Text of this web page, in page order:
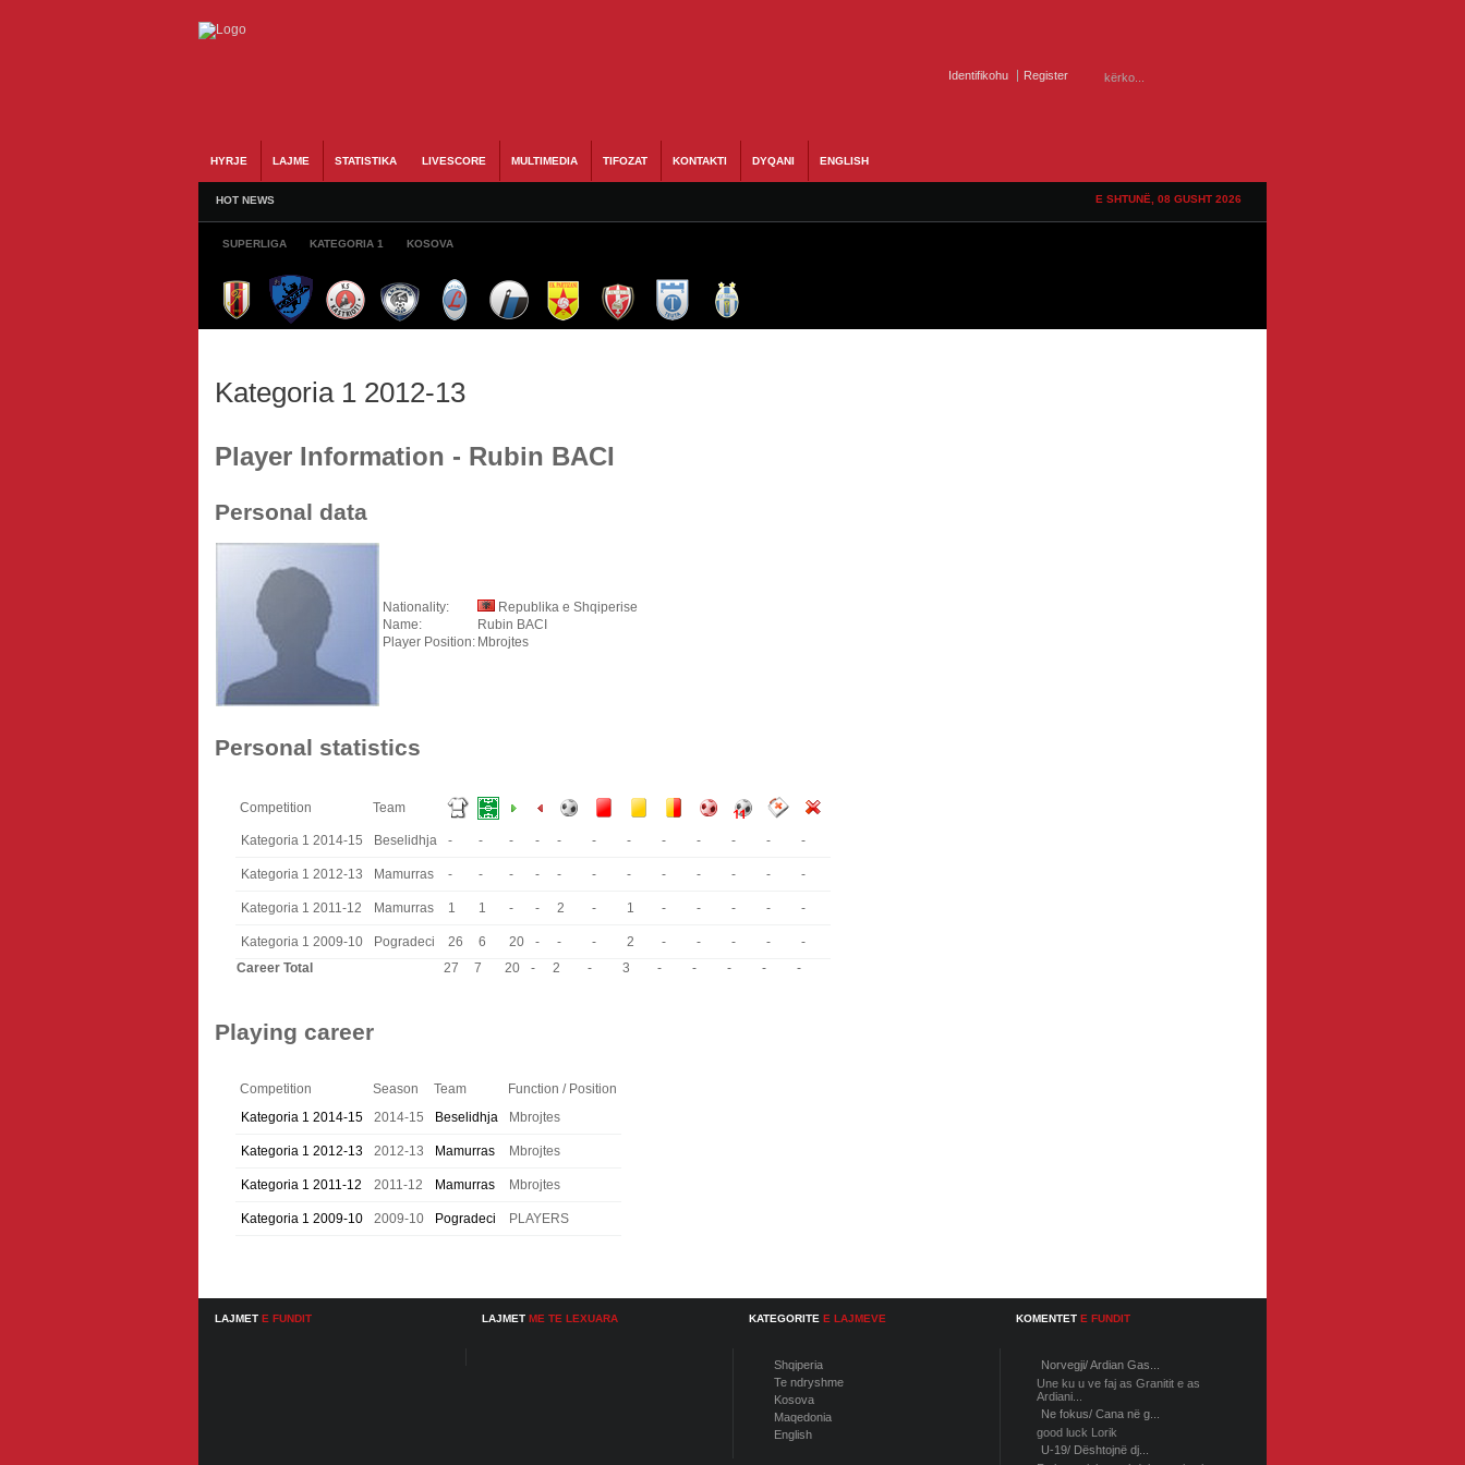
Identifikohu Register
HYRJE LAJME STATISTIKA LIVESCORE MULTIMEDIA TIFOZAT KONTAKTI DYQANI ENGLISH
HOT NEWS E SHTUNË, 08 GUSHT 2026
SUPERLIGA KATEGORIA 1 KOSOVA
Kategoria 1 2012-13
Player Information - Rubin BACI
Personal data
Nationality:
Republika e Shqiperise
Name:
Rubin BACI
Player Position: Mbrojtes
Personal statistics
Competition Team
Kategoria 1 2014-15 Beselidhja - - - - - - - - - - - -
Kategoria 1 2012-13 Mamurras - - - - - - - - - - - -
Kategoria 1 2011-12 Mamurras 1 1 - - 2 - 1 - - - - -
Kategoria 1 2009-10 Pogradeci 26 6 20 - - - 2 - - - -
-
Career Total
27 7 20 - 2 - 3 - - - - -
Playing career
Competition Season Team
Function / Position
Kategoria 1 2014-15
2014-15 Beselidhja Mbrojtes
Kategoria 1 2012-13 2012-13 Mamurras Mbrojtes
Kategoria 1 2011-12 2011-12 Mamurras Mbrojtes
Kategoria 1 2009-10 2009-10 Pogradeci PLAYERS
LAJMET E FUNDIT LAJMET ME TE LEXUARA KATEGORITE E LAJMEVE
Shqiperia
Te ndryshme
Kosova
Maqedonia
English
KOMENTET E FUNDIT
Norvegji/ Ardian Gas...
Une ku u ve faj as Granitit e as
Ardiani...
Ne fokus/ Cana në g...
good luck Lorik
U-19/ Dështojnë dj...